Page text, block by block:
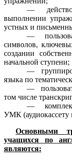
—
выполнении
устных и
—
символов,
создании
начальной ступени;
—
языка по
—
том числе
—
УМК (аудиокассету
Основными
учащихся по
являются: